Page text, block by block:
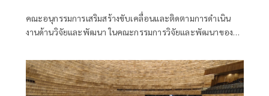
คณะอนุกรรมการเสริมสร้างขับเคลื่อนและติดตามการดำเนิน
งานด้านวิจัยและพัฒนา ในคณะกรรมการวิจัยและพัฒนาของ